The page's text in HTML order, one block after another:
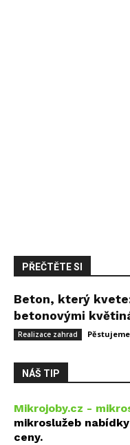
PŘEČTĚTE SI
Beton, který
betonovými
Realizace zahrad
NÁŠ TIP
Mikrojoby.cz -
mikroslužeb
ceny.